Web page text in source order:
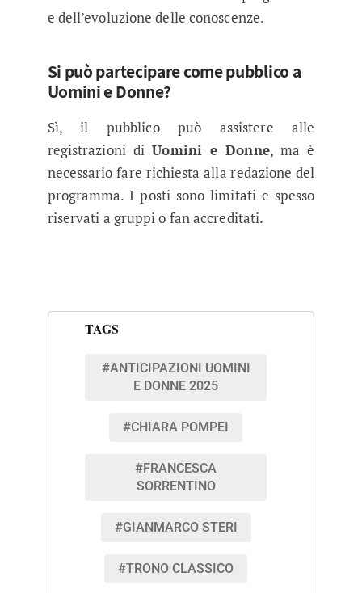
e dell’evoluzione delle conoscenze.
Si può partecipare come pubblico a
Uomini e Donne?
Sì, il pubblico può assistere alle
registrazioni diUomini e Donne, ma è
necessario fare richiesta alla redazione del
programma. I posti sono limitati e spesso
riservati a gruppi o fan accreditati.
TAGS
#ANTICIPAZIONI UOMINI
E DONNE 2025
#CHIARA POMPEI
#FRANCESCA
SORRENTINO
#GIANMARCO STERI
#TRONO CLASSICO